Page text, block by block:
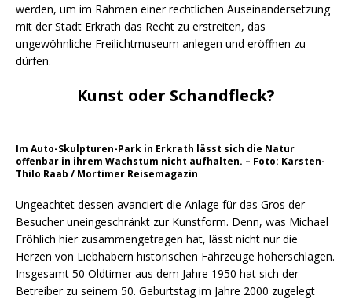
werden, um im Rahmen einer rechtlichen Auseinandersetzung
mit der Stadt Erkrath das Recht zu erstreiten, das
ungewöhnliche Freilichtmuseum anlegen und eröffnen zu
dürfen.
Kunst oder Schandfleck?
Im Auto-Skulpturen-Park in Erkrath lässt sich die Natur
offenbar in ihrem Wachstum nicht aufhalten. – Foto: Karsten-
Thilo Raab / Mortimer Reisemagazin
Ungeachtet dessen avanciert die Anlage für das Gros der
Besucher uneingeschränkt zur Kunstform. Denn, was Michael
Fröhlich hier zusammengetragen hat, lässt nicht nur die
Herzen von Liebhabern historischen Fahrzeuge höherschlagen.
Insgesamt 50 Oldtimer aus dem Jahre 1950 hat sich der
Betreiber zu seinem 50. Geburtstag im Jahre 2000 zugelegt